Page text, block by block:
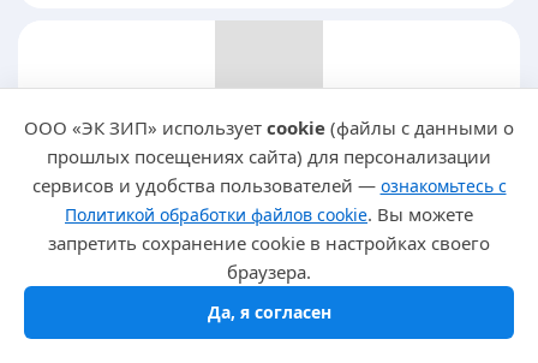
ЖК индикатор графический WG12864C-TFH-V#N / WINSTAR
Со склада (5-8 дней)
ООО «ЭК ЗИП» использует cookie (файлы с данными о
прошлых посещениях сайта) для персонализации
сервисов и удобства пользователей — ознакомьтесь с
Политикой обработки файлов cookie. Вы можете
запретить сохранение cookie в настройках своего
браузера.
Да, я согласен